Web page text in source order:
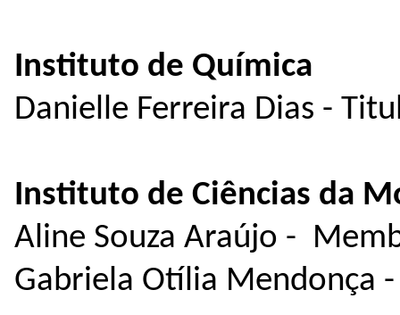
Instituto de Química
Danielle Ferreira Dias -
Instituto de Ciências da
Aline Souza Araújo -
Gabriela Otília Mendonça